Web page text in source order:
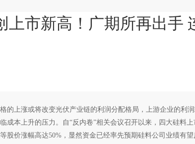
上市新高！广期所再出手
的上涨或将改变光伏产业链的利润分配格局，上游企业的利
成本上升的压力。自“反内卷”相关会议召开以来，四大硅料
股价涨幅高达50%，显然资金已经率先预期硅料公司业绩有